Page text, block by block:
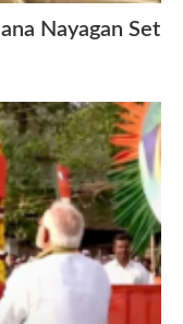
Nayagan Set